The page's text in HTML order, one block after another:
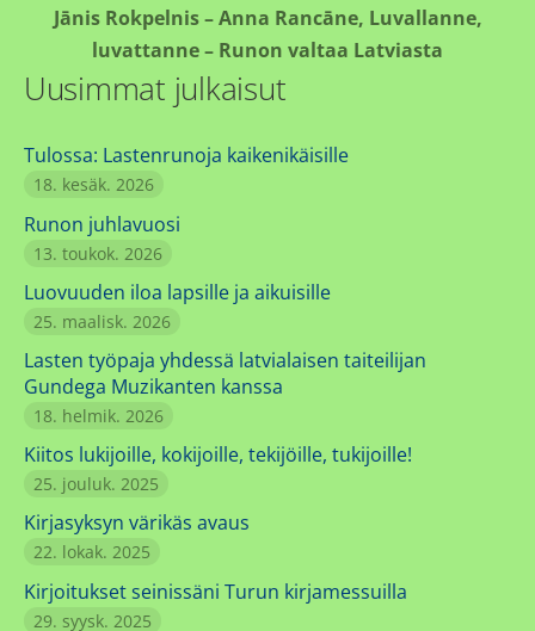
Uusimmat julkaisut
Tulossa: Lastenrunoja kaikenikäisille
18. kesäk. 2026
Runon juhlavuosi
13. toukok. 2026
Luovuuden iloa lapsille ja aikuisille
25. maalisk. 2026
Lasten työpaja yhdessä latvialaisen taiteilijan
Gundega Muzikanten kanssa
18. helmik. 2026
Kiitos lukijoille, kokijoille, tekijöille, tukijoille!
25. jouluk. 2025
Kirjasyksyn värikäs avaus
22. lokak. 2025
Kirjoitukset seinissäni Turun kirjamessuilla
29. syysk. 2025
Jānis Rokpelnis – Anna Rancāne, Luvallanne,
luvattanne – Runon valtaa Latviasta